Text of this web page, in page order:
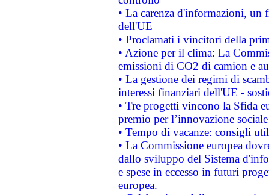
• La carenza d'informazioni, un
dell'UE
• Proclamati i vincitori della
• Azione per il clima: La
emissioni di CO2 di camion e
• La gestione dei regimi di
interessi finanziari dell'UE -
• Tre progetti vincono la Sfida
premio per l’innovazione sociale
• Tempo di vacanze: consigli
• La Commissione europea
dallo sviluppo del Sistema
e spese in eccesso in futuri
europea.